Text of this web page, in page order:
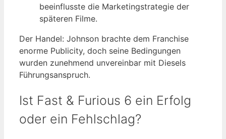
beeinflusste die Marketingstrategie der
späteren Filme.
Der Handel: Johnson brachte dem Franchise
enorme Publicity, doch seine Bedingungen
wurden zunehmend unvereinbar mit Diesels
Führungsanspruch.
Ist Fast & Furious 6 ein Erfolg
oder ein Fehlschlag?